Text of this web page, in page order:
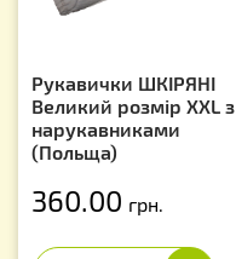
Рукавички ШКІРЯНІ
Великий розмір XXL з
нарукавниками
(Польща)
360.00 грн.